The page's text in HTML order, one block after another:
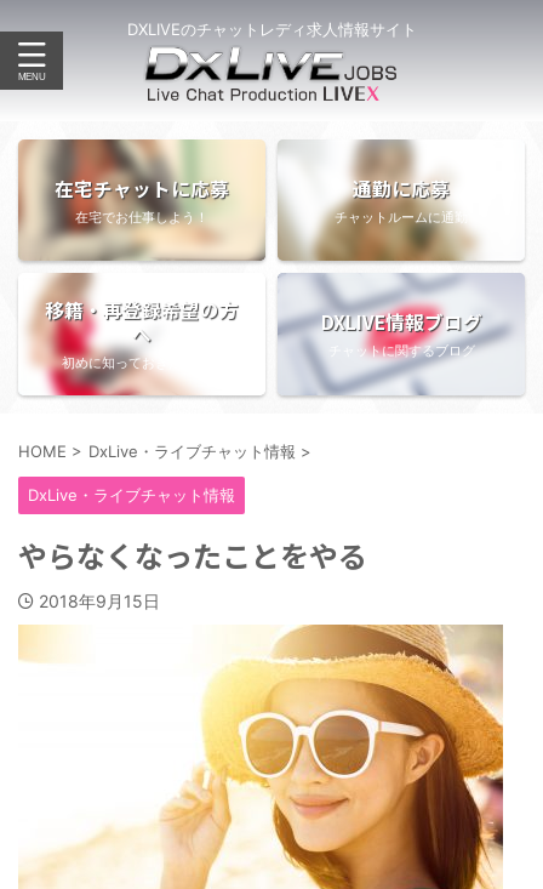
DXLIVEのチャットレディ求人情報サイト
在宅チャットに応募
在宅でお仕事しよう！
通勤に応募
チャットルームに通勤
移籍・再登録希望の方
へ
初めに知っておきたい情報
DXLIVE情報ブログ
チャットに関するブログ
HOME > DxLive・ライブチャット情報 >
DxLive・ライブチャット情報
やらなくなったことをやる
2018年9月15日